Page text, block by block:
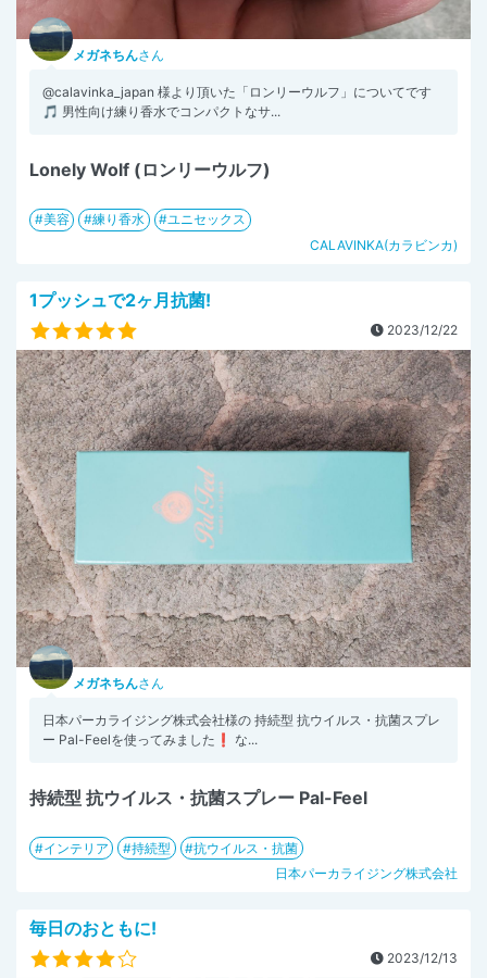
メガネちんさん
@calavinka_japan 様より頂いた「ロンリーウルフ」についてです
🎵 男性向け練り香水でコンパクトなサ...
Lonely Wolf (ロンリーウルフ)
美容 練り香水
ユニセックス
CALAVINKA(カラビンカ)
1プッシュで2ヶ月抗菌!
2023/12/22
メガネちんさん
日本パーカライジング株式会社様の 持続型 抗ウイルス・抗菌スプレ
ー Pal-Feelを使ってみました❗ な...
持続型 抗ウイルス・抗菌スプレー Pal-Feel
インテリア 持続型
抗ウイルス・抗菌
日本パーカライジング株式会社
毎日のおともに!
2023/12/13